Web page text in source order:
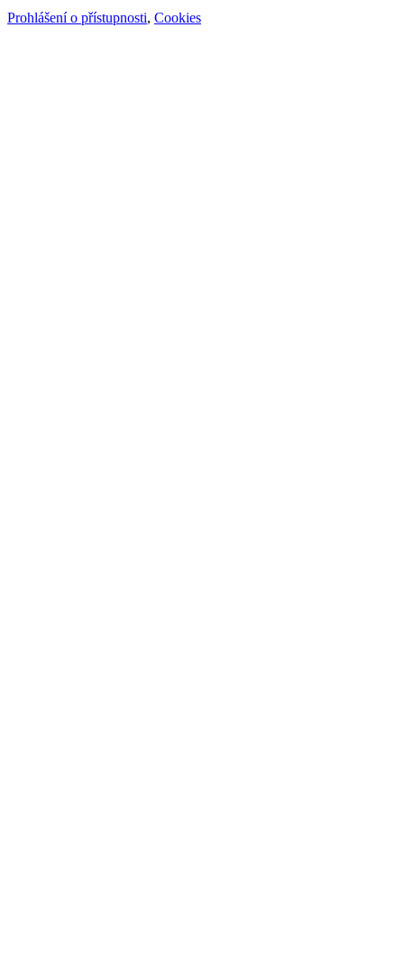
Prohlášení o přístupnosti, Cookies